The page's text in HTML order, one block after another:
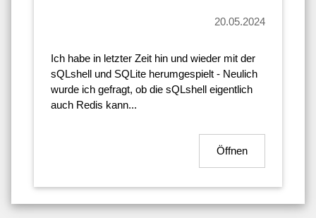
20.05.2024
Ich habe in letzter Zeit hin und wieder mit der
sQLshell und SQLite herumgespielt - Neulich
wurde ich gefragt, ob die sQLshell eigentlich
auch Redis kann...
Öffnen